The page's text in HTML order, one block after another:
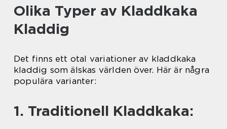
Olika Typer av Kladdkaka
Kladdig
Det finns ett otal variationer av kladdkaka
kladdig som älskas världen över. Här är några
populära varianter:
1. Traditionell Kladdkaka: